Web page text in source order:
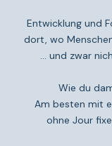
Entwicklung und
dort, wo
... und zwar
Wie du
Am besten mit
ohne Jour